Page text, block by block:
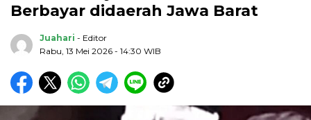
Berbayar didaerah Jawa Barat
Juahari - Editor
Rabu, 13 Mei 2026 - 14:30 WIB